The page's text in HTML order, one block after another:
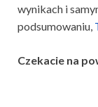
wynikach i
podsumowaniu,
Czekacie na